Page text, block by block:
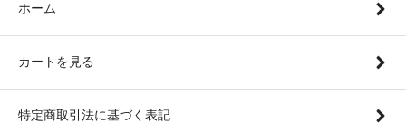
ホーム
カートを見る
特定商取引法に基づく表記